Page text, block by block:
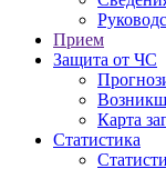
Прием
Защита от ЧС
Карта
Статистика